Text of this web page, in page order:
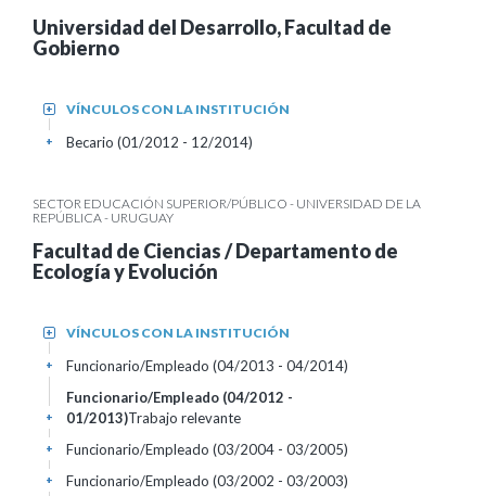
Universidad del Desarrollo, Facultad de
Gobierno
VÍNCULOS CON LA INSTITUCIÓN
+
Becario (01/2012 - 12/2014)
+
SECTOR EDUCACIÓN SUPERIOR/PÚBLICO - UNIVERSIDAD DE LA
REPÚBLICA - URUGUAY
Facultad de Ciencias / Departamento de
Ecología y Evolución
VÍNCULOS CON LA INSTITUCIÓN
+
Funcionario/Empleado (04/2013 - 04/2014)
+
Funcionario/Empleado (04/2012 -
01/2013)Trabajo relevante
+
Funcionario/Empleado (03/2004 - 03/2005)
+
Funcionario/Empleado (03/2002 - 03/2003)
+